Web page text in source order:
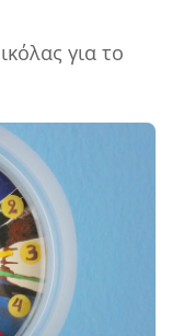
για το